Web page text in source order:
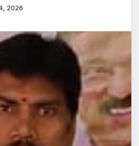
2026